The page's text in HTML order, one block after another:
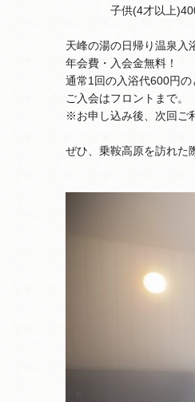
子供(4才以上)400
天峰の湯の日帰り温泉入
年会費・入会金無料！
通常1回の入浴代600円の
ご入会はフロントまで。
※お申し込み後、次回ご
ぜひ、乗鞍高原を訪れた